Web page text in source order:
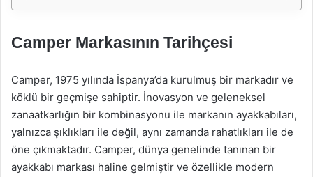
Camper Markasının Tarihçesi
Camper, 1975 yılında İspanya’da kurulmuş bir markadır ve
köklü bir geçmişe sahiptir. İnovasyon ve geleneksel
zanaatkarlığın bir kombinasyonu ile markanın ayakkabıları,
yalnızca şıklıkları ile değil, aynı zamanda rahatlıkları ile de
öne çıkmaktadır. Camper, dünya genelinde tanınan bir
ayakkabı markası haline gelmiştir ve özellikle modern